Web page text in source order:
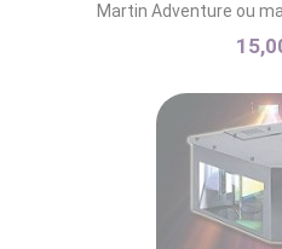
Martin Adventure ou